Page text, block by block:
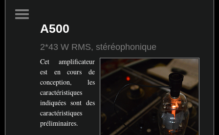
A500
2*43 W RMS, stéréophonique
Cet amplificateur
est en cours de
conception, les
caractéristiques
indiquées sont des
caractéristiques
préliminaires.